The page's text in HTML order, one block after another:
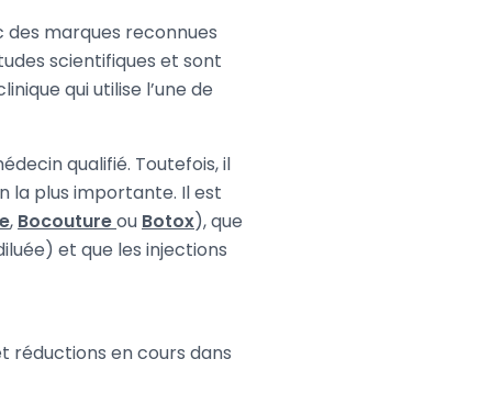
des marques reconnues
scientifiques et sont
qui utilise l’une de
qualifié. Toutefois, il
la plus importante. Il est
, Bocoutureou Botox), que
et que les injections
réductions en cours dans